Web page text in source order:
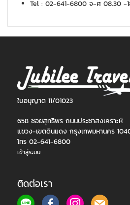
Tel : 02-641-6800 จ-ศ 08.30 -
ใบอนุญาต 11/01023
658 ซอยสุทธิพร ถนนประชาสงเคราะห์
แขวง-เขตดินแดง กรุงเทพมหานคร
โทร 02-641-6800
เข้าสู่ระบบ
ติดต่อเรา